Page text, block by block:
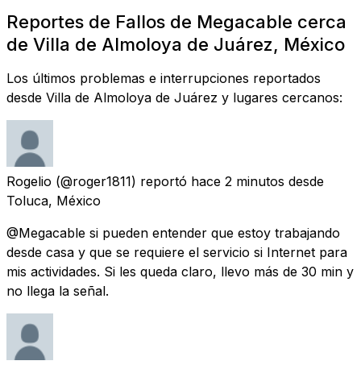
Reportes de Fallos de Megacable cerca
de Villa de Almoloya de Juárez, México
Los últimos problemas e interrupciones reportados
desde Villa de Almoloya de Juárez y lugares cercanos:
Rogelio (@roger1811) reportó hace 2 minutos desde
Toluca, México
@Megacable si pueden entender que estoy trabajando
desde casa y que se requiere el servicio si Internet para
mis actividades. Si les queda claro, llevo más de 30 min y
no llega la señal.